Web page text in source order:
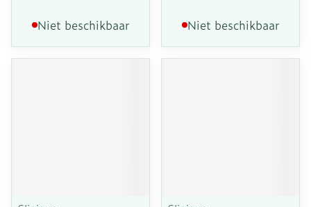
Niet beschikbaar Niet beschikbaar